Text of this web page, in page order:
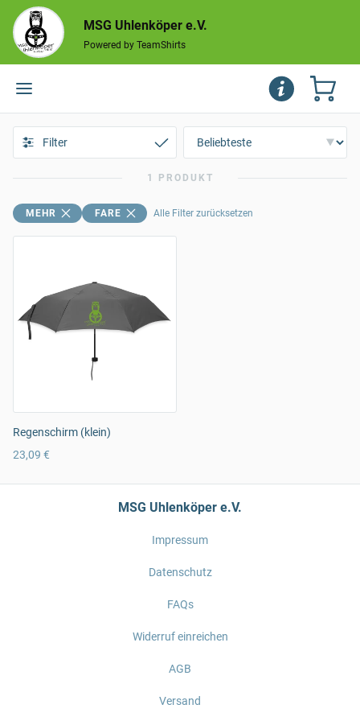
MSG Uhlenköper e.V.
Powered by TeamShirts
Filter
1 PRODUKT
MEHR FARE Alle Filter zurücksetzen
Regenschirm (klein)
23,09 €
MSG Uhlenköper e.V.
Impressum
Datenschutz
FAQs
Widerruf einreichen
AGB
Versand